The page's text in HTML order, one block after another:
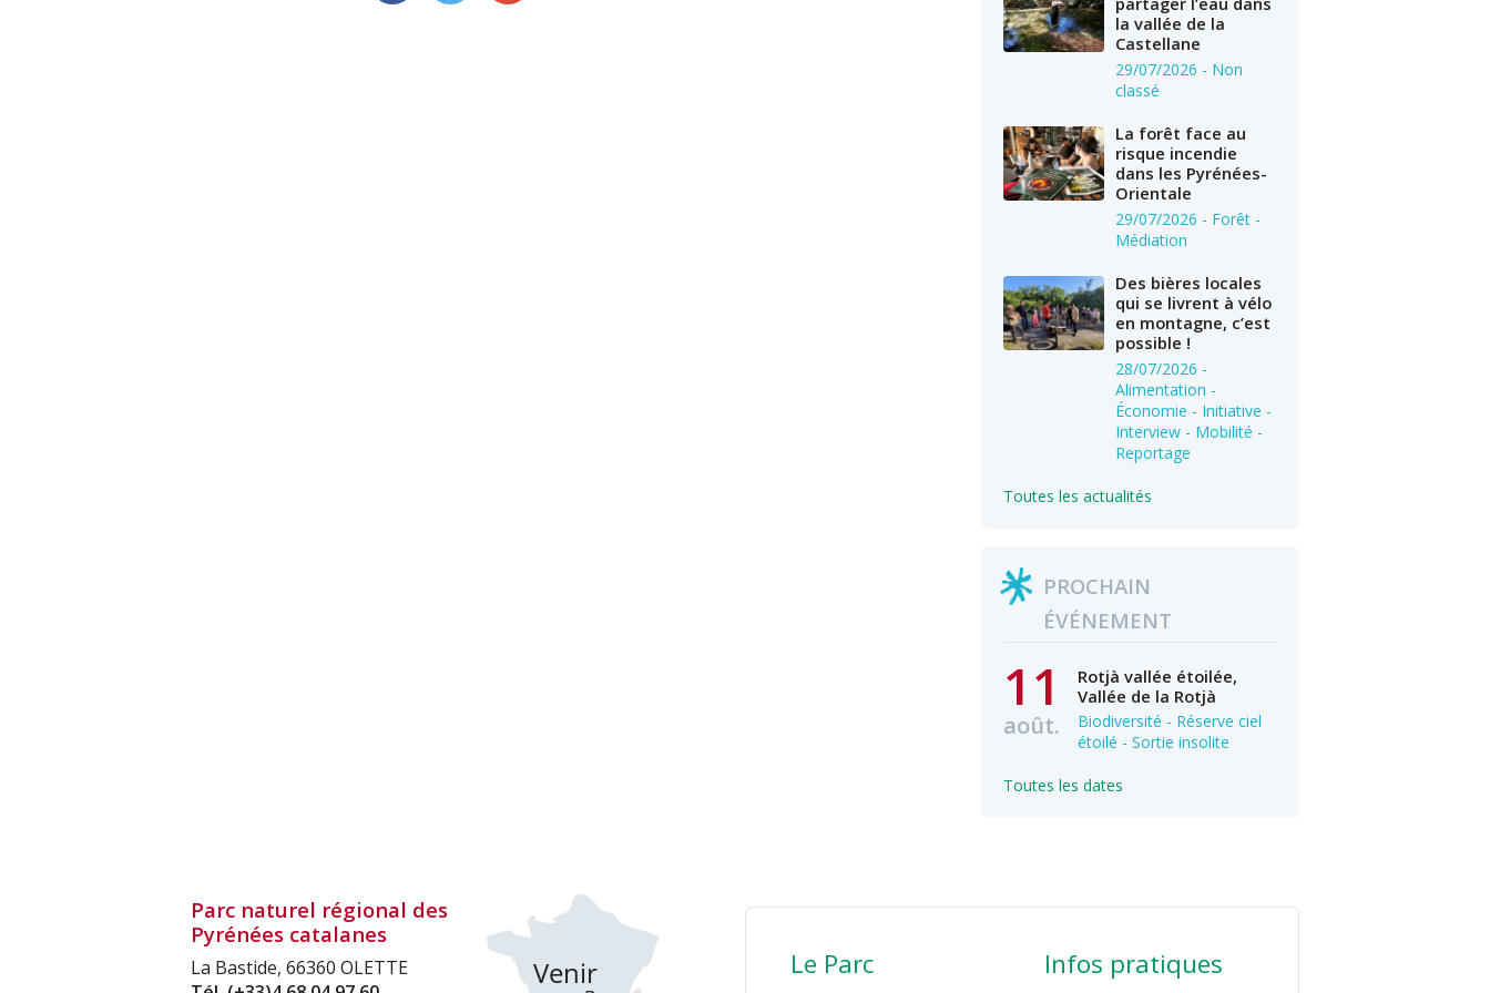
la vallée de la
Castellane
29/07/2026 - Non
classé
La forêt face au
risque incendie
dans les Pyrénées-
Orientale
29/07/2026 - Forêt -
Médiation
Des bières locales
qui se livrent à vélo
en montagne, c’est
possible !
28/07/2026 -
Alimentation -
Économie - Initiative -
Interview - Mobilité -
Reportage
Toutes les actualités
PROCHAIN
ÉVÉNEMENT
11
août.
Rotjà vallée étoilée,
Vallée de la Rotjà
Biodiversité - Réserve ciel
étoilé - Sortie insolite
Toutes les dates
Parc naturel régional des
Pyrénées catalanes
La Bastide, 66360 OLETTE
Le Parc Infos pratiques